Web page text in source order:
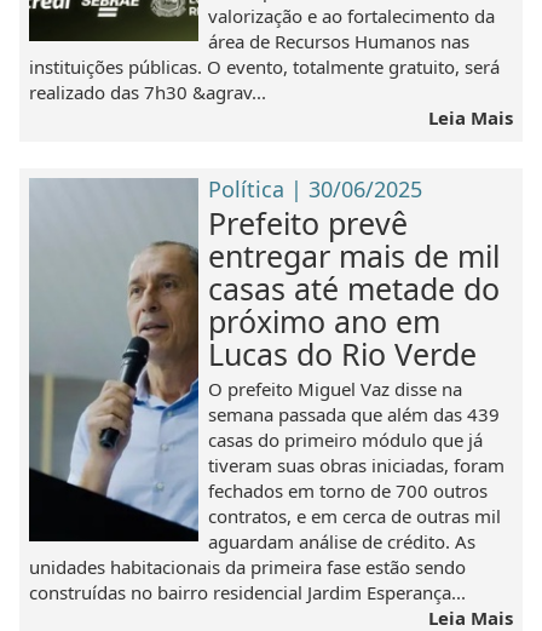
valorização e ao fortalecimento da
área de Recursos Humanos nas
instituições públicas. O evento, totalmente gratuito, será
realizado das 7h30 &agrav...
Leia Mais
Política | 30/06/2025
Prefeito prevê
entregar mais de mil
casas até metade do
próximo ano em
Lucas do Rio Verde
O prefeito Miguel Vaz disse na
semana passada que além das 439
casas do primeiro módulo que já
tiveram suas obras iniciadas, foram
fechados em torno de 700 outros
contratos, e em cerca de outras mil
aguardam análise de crédito. As
unidades habitacionais da primeira fase estão sendo
construídas no bairro residencial Jardim Esperança...
Leia Mais